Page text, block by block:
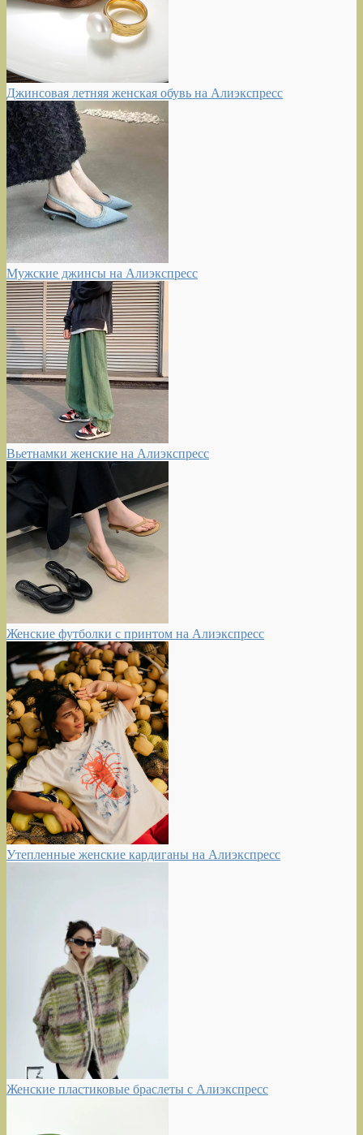
Джинсовая летняя женская обувь на Алиэкспресс
Мужские джинсы на Алиэкспресс
Вьетнамки женские на Алиэкспресс
Женские футболки с принтом на Алиэкспресс
Утепленные женские кардиганы на Алиэкспресс
Женские пластиковые браслеты с Алиэкспресс